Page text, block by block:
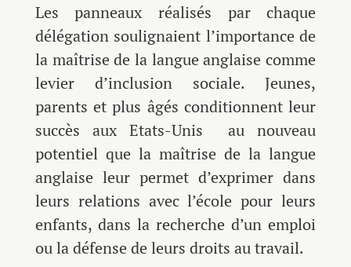
Les panneaux réalisés par chaque
délégation soulignaient l’importance de
la maîtrise de la langue anglaise comme
levier d’inclusion sociale. Jeunes,
parents et plus âgés conditionnent leur
succès aux Etats-Unis au nouveau
potentiel que la maîtrise de la langue
anglaise leur permet d’exprimer dans
leurs relations avec l’école pour leurs
enfants, dans la recherche d’un emploi
ou la défense de leurs droits au travail.